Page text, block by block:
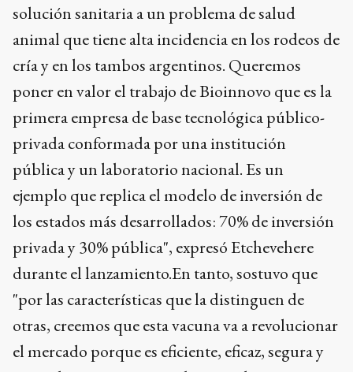
solución sanitaria a un problema de salud
animal que tiene alta incidencia en los rodeos de
cría y en los tambos argentinos. Queremos
poner en valor el trabajo de Bioinnovo que es la
primera empresa de base tecnológica público-
privada conformada por una institución
pública y un laboratorio nacional. Es un
ejemplo que replica el modelo de inversión de
los estados más desarrollados: 70% de inversión
privada y 30% pública", expresó Etchevehere
durante el lanzamiento.En tanto, sostuvo que
"por las características que la distinguen de
otras, creemos que esta vacuna va a revolucionar
el mercado porque es eficiente, eficaz, segura y